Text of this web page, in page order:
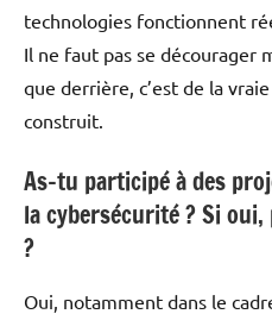
technologies fonctionnent
Il ne faut pas se décourager
que derrière, c’est de la
construit.
As-tu participé à des
la cybersécurité ? Si
?
Oui, notamment dans le